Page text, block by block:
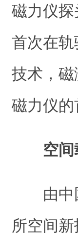
磁力仪
首次在
技术，
磁力仪
空
由中国
所空间